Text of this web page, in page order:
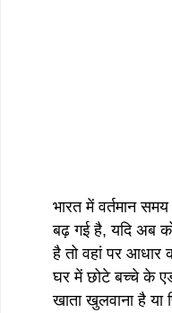
भारत में वर्तमान
बढ़ गई है, यदि अब
है तो वहां पर आधार
घर में छोटे बच्चे के
खाता खुलवाना है